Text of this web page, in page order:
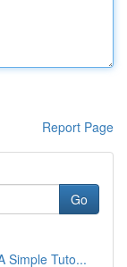
Report Page
Go
Simple Tuto...